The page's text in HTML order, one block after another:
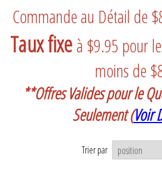
Commande au Détail de
Taux fixeà $9.95 pour
moins de
**Offres Valides pour le
Seulement (Voir
Trier par